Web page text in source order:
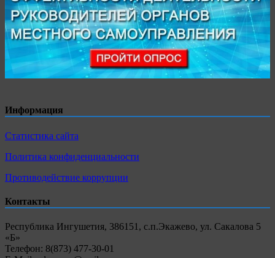
Информация
Статистика сайта
Политика конфиденциальности
Противодействие коррупции
Контакты
Республика Ингушетия, 386151, с.п.Экажево, ул. Сакалова 5
«Б»
Телефон: 8(873) 477-30-01